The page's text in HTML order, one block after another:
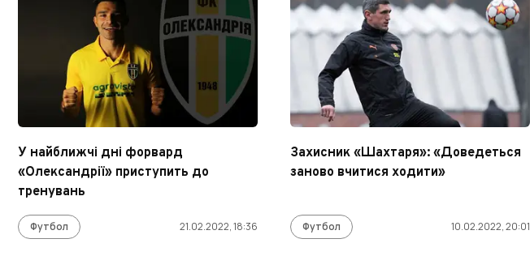
У найближчі дні форвард
«Олександрії» приступить до
тренувань
Футбол 21.02.2022, 18:36
Захисник «Шахтаря»: «Доведеться
заново вчитися ходити»
Футбол 10.02.2022, 20:01